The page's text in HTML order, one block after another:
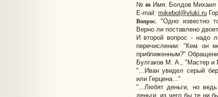
№ 46Имя: Болдов Михаил
E-mail: mikebol@vluki.ru
Вопрос."Одно известно
Верно ли поставлено
И второй вопрос - надо
перечислении: "Кем он
приближенным?"
Булгаков М. А., "Мастер и
"...Иван увидел серый
или Герцена..."
"...Любят деньги, но
деньги, из чего бы те ни